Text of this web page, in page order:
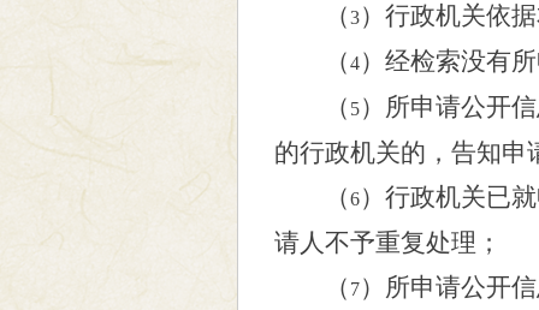
（3）行政机关依
（4）经检索没有
（ 5）所申请公开
的行政机关的，告知申
（6）行政机关已
请人不予重复处理；
（ 7）所申请公开